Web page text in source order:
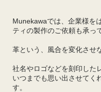
Munekawaでは、企業様を
ティの製作のご依頼も承っ
革という、風合を変化させ
社名やロゴなどを刻印した
いつまでも思い出させてく
す。